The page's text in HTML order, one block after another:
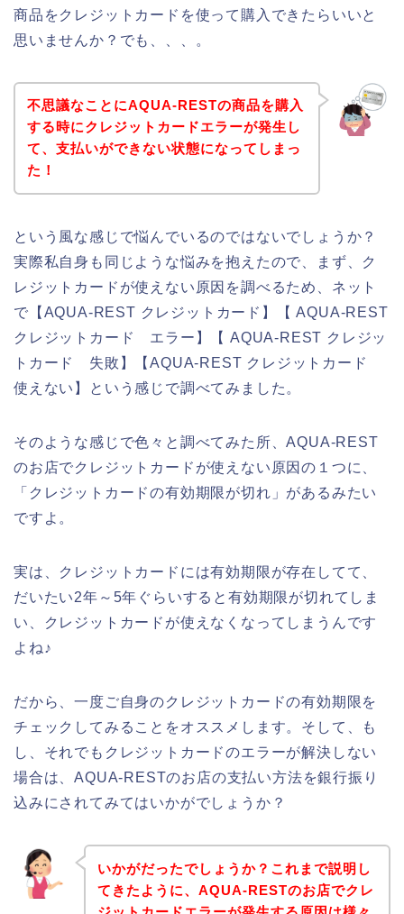
商品をクレジットカードを使って購入できたらいいと
思いませんか？でも、、、。
不思議なことにAQUA-RESTの商品を購入
する時にクレジットカードエラーが発生し
て、支払いができない状態になってしまっ
た！
という風な感じで悩んでいるのではないでしょうか？
実際私自身も同じような悩みを抱えたので、まず、ク
レジットカードが使えない原因を調べるため、ネット
で【AQUA-REST クレジットカード】【 AQUA-REST
クレジットカード エラー】【 AQUA-REST クレジッ
トカード 失敗】【AQUA-REST クレジットカード
使えない】という感じで調べてみました。
そのような感じで色々と調べてみた所、AQUA-REST
のお店でクレジットカードが使えない原因の１つに、
「クレジットカードの有効期限が切れ」があるみたい
ですよ。
実は、クレジットカードには有効期限が存在してて、
だいたい2年～5年ぐらいすると有効期限が切れてしま
い、クレジットカードが使えなくなってしまうんです
よね♪
だから、一度ご自身のクレジットカードの有効期限を
チェックしてみることをオススメします。そして、も
し、それでもクレジットカードのエラーが解決しない
場合は、AQUA-RESTのお店の支払い方法を銀行振り
込みにされてみてはいかがでしょうか？
いかがだったでしょうか？これまで説明し
てきたように、AQUA-RESTのお店でクレ